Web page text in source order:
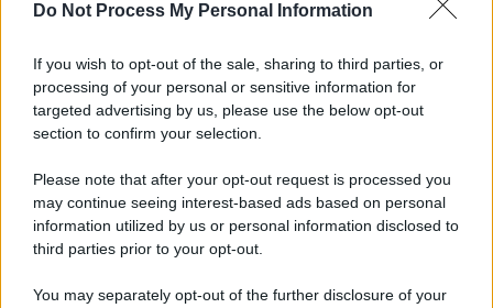
Do Not Process My Personal Information
If you wish to opt-out of the sale, sharing to third parties, or
processing of your personal or sensitive information for
targeted advertising by us, please use the below opt-out
section to confirm your selection.
Please note that after your opt-out request is processed you
may continue seeing interest-based ads based on personal
information utilized by us or personal information disclosed to
third parties prior to your opt-out.
You may separately opt-out of the further disclosure of your
Oplontis, le vittime dell’eruzione del Vesuvio
furono più numerose del previsto
Uno studio bioarcheologico sui resti rinvenuti nella Villa B
ricostruisce la dieta degli abitanti: cereali, legumi e prodotti
agricoli erano alla base dell’alimentazione, mentre le risorse